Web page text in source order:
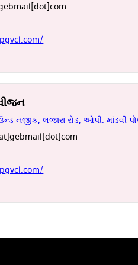
નજીક, લજારા રોડ, ઓપી. માંડવી